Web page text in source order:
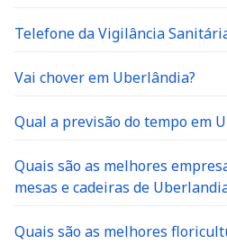
Telefone da Vigilância
Vai chover em Uberlândia?
Qual a previsão do tempo em
Quais são as melhores
mesas e cadeiras de
Quais são as melhores